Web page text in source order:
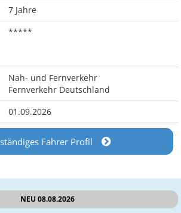
7 Jahre
*****
Nah- und Fernverkehr
Fernverkehr Deutschland
01.09.2026
Fahrer Profil
NEU 08.08.2026